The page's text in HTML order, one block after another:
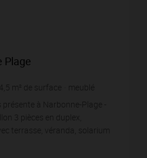
Plage
m² de surface
meublé
à Narbonne-Plage -
3 pièces en duplex,
terrasse, véranda, solarium